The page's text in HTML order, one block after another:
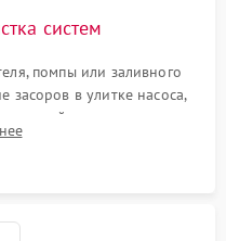
систем
помпы или заливного
засоров в улитке насоса,
ремонт платы
проводки.